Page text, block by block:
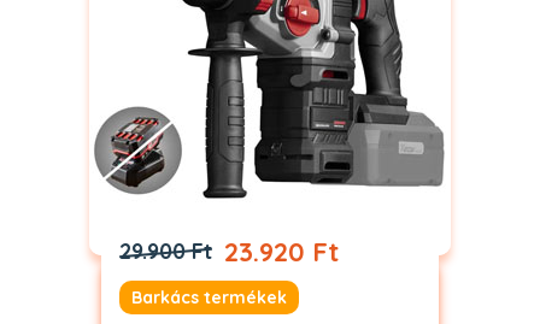
29.900 Ft 23.920 Ft
Barkács termékek